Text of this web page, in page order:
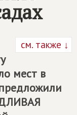
см. также ↓
мест в